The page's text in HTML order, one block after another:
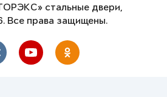
стальные двери,
Все права защищены.